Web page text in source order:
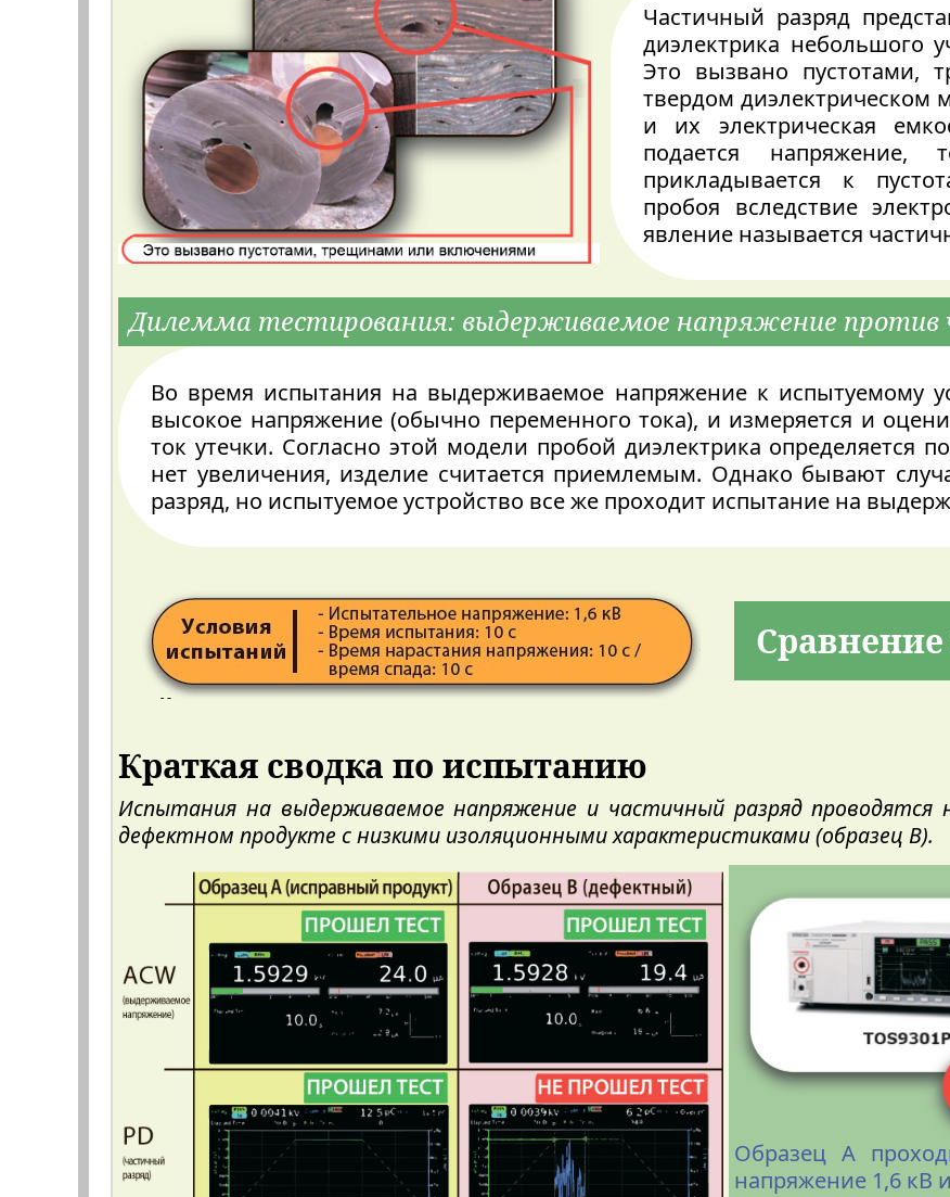
Частичный разряд
диэлектрика небольшого
Это вызвано пустотами,
твердом диэлектрическом
и их электрическая
подается напряжение,
прикладывается к
пробоя вследствие
явление называется
Дилемма тестирования: выдерживаемое напряжение против
Во время испытания на выдерживаемое напряжение к испытуемому
высокое напряжение (обычно переменного тока), и измеряется и
ток утечки. Согласно этой модели пробой диэлектрика определяется
нет увеличения, изделие считается приемлемым. Однако бывают
разряд, но испытуемое устройство все же проходит испытание на
Краткая сводка по испытанию
Испытания на выдерживаемое напряжение и частичный разряд проводятся
дефектном продукте с низкими изоляционными характеристиками (образец B).
Образец А
напряжение 1,6 кВ